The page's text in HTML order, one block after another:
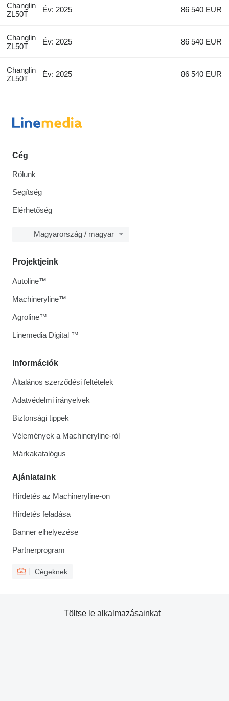
Changlin
ZL50T
Év: 2025 86 540 EUR
Changlin
ZL50T
Év: 2025 86 540 EUR
Changlin
ZL50T
Év: 2025 86 540 EUR
Cég
Rólunk
Segítség
Elérhetőség
Magyarország / magyar
Információk
Általános szerződési feltételek
Adatvédelmi irányelvek
Biztonsági tippek
Vélemények a Machineryline-ról
Márkakatalógus
Ajánlataink
Hirdetés az Machineryline-on
Hirdetés feladása
Banner elhelyezése
Partnerprogram
Cégeknek
Projektjeink
Autoline™
Machineryline™
Agroline™
Linemedia Digital ™
Töltse le alkalmazásainkat